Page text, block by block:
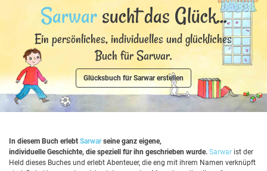
Sarwarsucht das Glück...
Ein persönliches, individuelles und glückliches
Buch für Sarwar.
Glücksbuch für Sarwar erstellen
In diesem Buch erlebt Sarwarseine ganz eigene,
individuelle Geschichte, die speziell für ihn geschrieben wurde. Sarwar ist der
Held dieses Buches und erlebt Abenteuer, die eng mit ihrem Namen verknüpft